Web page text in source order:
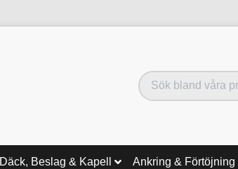
Däck, Beslag & Kapell Ankring & Förtöjning